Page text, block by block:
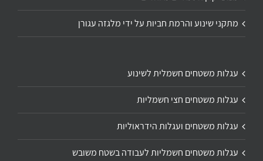
מתקני שינוע והרמת חביות על ידי מלגזה עגורן
עגלות משטחים חשמלית לשינוע
עגלות משטחים חצי חשמליות
עגלות משטחים ועגלות הידראוליות
עגלות משטחים חשמליות לעבודה בשטח משובש